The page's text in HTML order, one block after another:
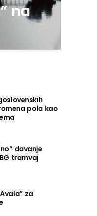
na
pola kao
davanje
tramvaj
za